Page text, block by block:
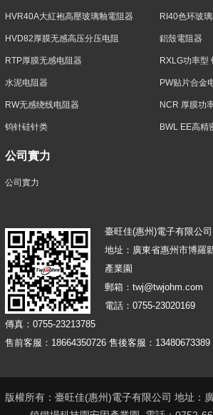
HVR40A大紅袍高壓玻璃釉電阻器 RI40色环玻
HVD82厚膜无感高压分压电阻 鋁殼電阻器
RTP厚膜无感电阻器 RXLG功率型
水泥电阻器 PW贴片合金
RW无感绕线电阻器 NCR 厚膜功
钨针硅针类 BWL EE高精
公司實力
公司實力
臺旺佳(惠州)電子有限公司
地址：廣東省惠州市博羅
產業園
郵箱：twj@twjohm.com
電話：0755-23020169
傳真：0755-23213785
售前客服：18664350726 售後客服：13480673389
版權所有：臺旺佳(惠州)電子有限公司 地址：